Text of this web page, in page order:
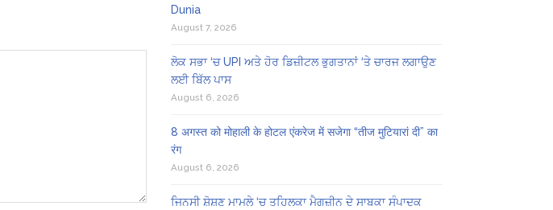
Dunia
August 7, 2026
ਲੋਕ ਸਭਾ ‘ਚ UPI ਅਤੇ ਹੋਰ ਡਿਜ਼ੀਟਲ ਭੁਗਤਾਨਾਂ ‘ਤੇ ਚਾਰਜ ਲਗਾਉਣ
ਲਈ ਬਿੱਲ ਪਾਸ
August 6, 2026
8 अगस्त को मोहाली के होटल एंकरेज में सजेगा “तीज मुटियारां दी” का
रंग
August 6, 2026
ਜਿਨਸੀ ਸ਼ੋਸ਼ਣ ਮਾਮਲੇ ‘ਚ ਤਹਿਲਕਾ ਮੈਗਜ਼ੀਨ ਦੇ ਸਾਬਕਾ ਸੰਪਾਦਕ